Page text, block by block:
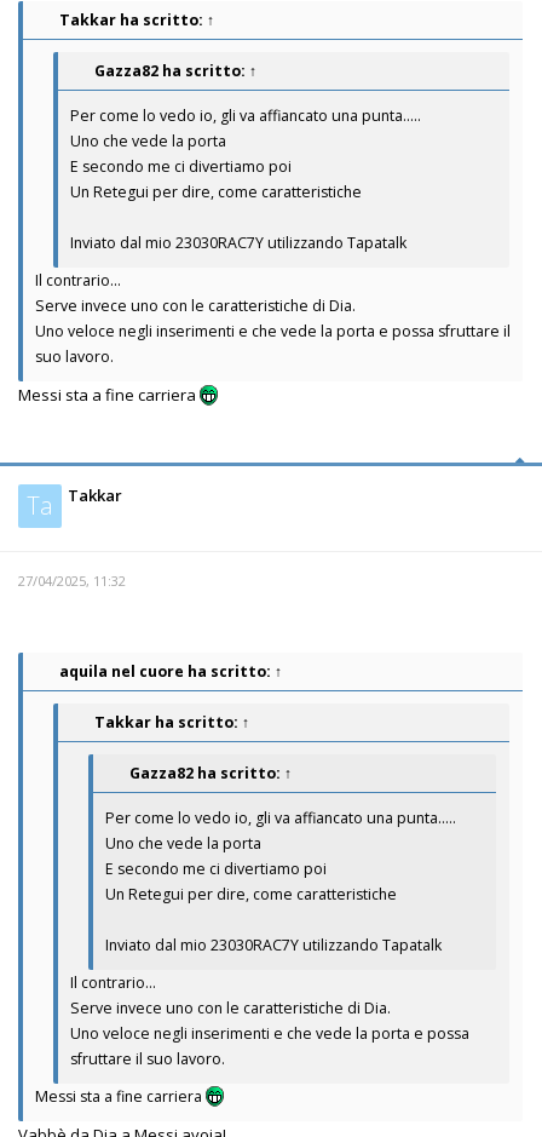
Takkar ha scritto: ↑
Gazza82 ha scritto: ↑
Per come lo vedo io, gli va affiancato una punta.....
Uno che vede la porta
E secondo me ci divertiamo poi
Un Retegui per dire, come caratteristiche
Inviato dal mio 23030RAC7Y utilizzando Tapatalk
Il contrario…
Serve invece uno con le caratteristiche di Dia.
Uno veloce negli inserimenti e che vede la porta e possa sfruttare il
suo lavoro.
Messi sta a fine carriera
Ta Takkar
27/04/2025, 11:32
aquila nel cuore ha scritto: ↑
Takkar ha scritto: ↑
Gazza82 ha scritto: ↑
Per come lo vedo io, gli va affiancato una punta.....
Uno che vede la porta
E secondo me ci divertiamo poi
Un Retegui per dire, come caratteristiche
Inviato dal mio 23030RAC7Y utilizzando Tapatalk
Il contrario…
Serve invece uno con le caratteristiche di Dia.
Uno veloce negli inserimenti e che vede la porta e possa
sfruttare il suo lavoro.
Messi sta a fine carriera